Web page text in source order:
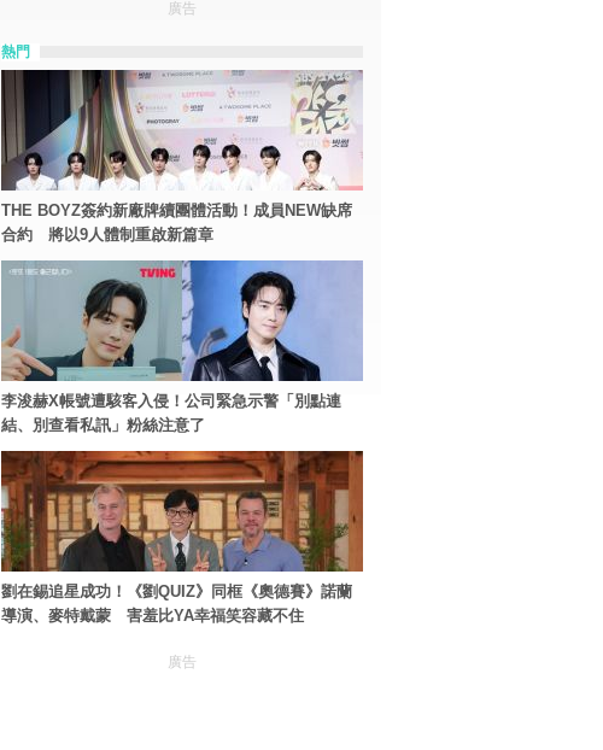
廣告
熱門
THE BOYZ簽約新廠牌續團體活動！成員NEW缺席
合約 將以9人體制重啟新篇章
李浚赫X帳號遭駭客入侵！公司緊急示警「別點連
結、別查看私訊」粉絲注意了
劉在錫追星成功！《劉QUIZ》同框《奧德賽》諾蘭
導演、麥特戴蒙 害羞比YA幸福笑容藏不住
廣告